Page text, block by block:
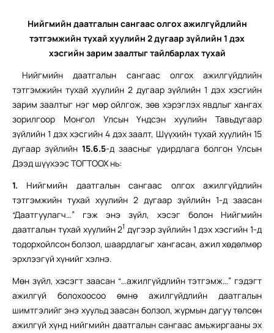
Нийгмийн даатгалын сангаас олгох ажилгүйдлийн
тэтгэмжийн тухай хуулийн 2 дугаар зүйлийн 1 дэх
хэсгийн зарим заалтыг тайлбарлах тухай
Нийгмийн даатгалын сангаас олгох ажилгүйдлийн
тэтгэмжийн тухай хуулийн 2 дугаар зүйлийн 1 дэх хэсгийн
зарим заалтыг нэг мөр ойлгож, зөв хэрэглэх явдлыг хангах
зорилгоор Монгол Улсын Үндсэн хуулийн Тавьдугаар
зүйлийн 1 дэх хэсгийн 4 дэх заалт, Шүүхийн тухай хуулийн 15
дугаар зүйлийн 15.6.5-д заасныг удирдлага болгон Улсын
Дээд шүүхээс ТОГТООХ нь:
1. Нийгмийн даатгалын сангаас олгох ажилгүйдлийн
тэтгэмжийн тухай хуулийн 2 дугаар зүйлийн 1-д заасан
“Даатгуулагч…” гэж энэ зүйл, хэсэг болон Нийгмийн
даатгалын тухай хуулийн 21 дүгээр зүйлийн 1 дэх хэсгийн 1-д
тодорхойлсон болзол, шаардлагыг хангасан, ажил хөдөлмөр
эрхлээгүй хүнийг хэлнэ.
Мөн зүйл, хэсэгт заасан “…ажилгүйдлийн тэтгэмж…” гэдэгт
ажилгүй болохоосоо өмнө ажилгүйдлийн даатгалын
шимтгэлийг энэ хуульд заасан болзол, журмын дагуу төлсөн
ажилгүй хүнд нийгмийн даатгалын сангаас амьжиргааны эх